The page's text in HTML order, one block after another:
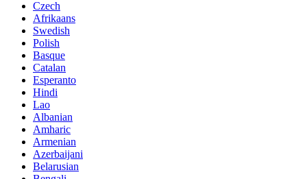
Czech
Afrikaans
Swedish
Polish
Basque
Catalan
Esperanto
Hindi
Lao
Albanian
Amharic
Armenian
Azerbaijani
Belarusian